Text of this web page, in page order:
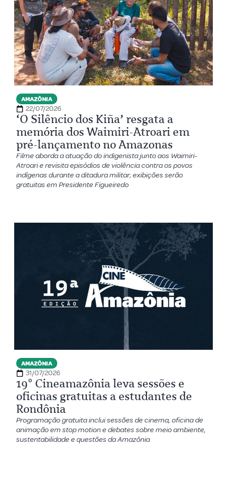
AMAZÔNIA
22/07/2026
‘O Silêncio dos Kiña’ resgata a
memória dos Waimiri-Atroari em
pré-lançamento no Amazonas
Filme aborda a atuação do indigenista junto aos Waimiri-
Atroari e revisita episódios de violência contra os povos
indígenas durante a ditadura militar; exibições serão
gratuitas em Presidente Figueiredo
AMAZÔNIA
31/07/2026
19º Cineamazônia leva sessões e
oficinas gratuitas a estudantes de
Rondônia
Programação gratuita inclui sessões de cinema, oficina de
animação em stop motion e debates sobre meio ambiente,
sustentabilidade e questões da Amazônia